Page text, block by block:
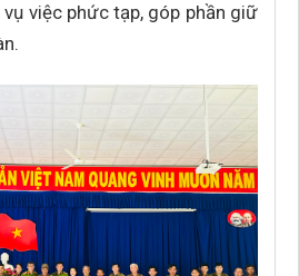
việc phức tạp, góp phần giữ